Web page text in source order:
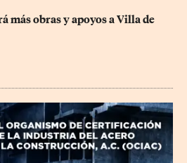
más obras y apoyos a Villa de